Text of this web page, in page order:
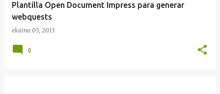
Plantilla Open Document Impress para generar
webquests
ekaina 05, 2013
0